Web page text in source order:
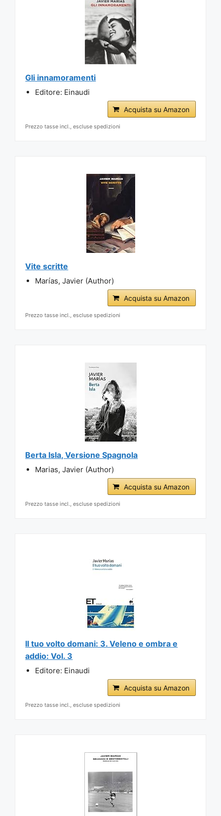
Gli innamoramenti
Editore: Einaudi
Acquista su Amazon
Prezzo tasse incl., escluse spedizioni
Vite scritte
Marías, Javier (Author)
Acquista su Amazon
Prezzo tasse incl., escluse spedizioni
Berta Isla, Versione Spagnola
Marias, Javier (Author)
Acquista su Amazon
Prezzo tasse incl., escluse spedizioni
Il tuo volto domani: 3. Veleno e ombra e
addio: Vol. 3
Editore: Einaudi
Acquista su Amazon
Prezzo tasse incl., escluse spedizioni